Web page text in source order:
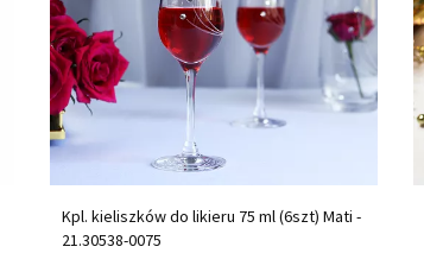
Kpl. kieliszków do likieru 75 ml (6szt) Mati -
21.30538-0075